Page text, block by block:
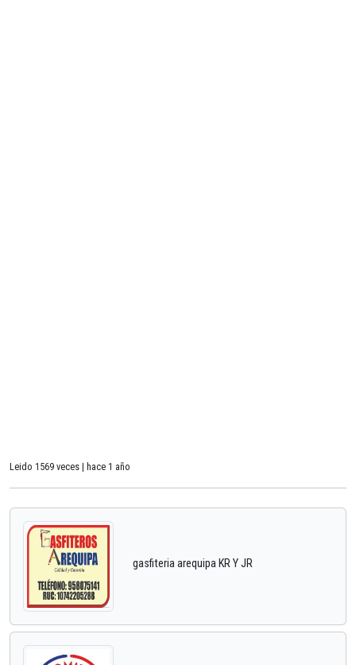
Leido 1569 veces | hace 1 año
gasfiteria arequipa KR Y JR